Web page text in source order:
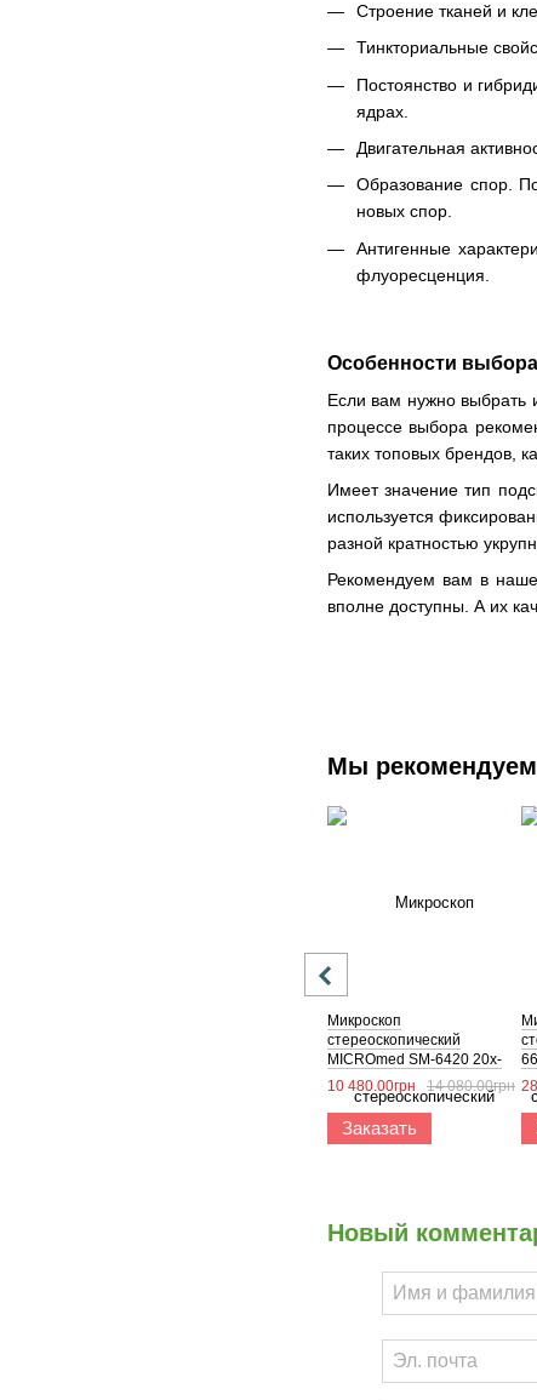
Строение тканей и
Тинкториальные
Постоянство и
ядрах.
Двигательная
Образование спор.
новых спор.
Антигенные
флуоресценция.
Особенности
Если вам нужно выбрать
процессе выбора
таких топовых брендов,
Имеет значение тип
используется
разной кратностью
Рекомендуем вам в
вполне доступны. А их
Мы рекомендуем
Микроскоп
стереоскопический
MICROmed SM-6420 20x-
40x (МБС-10)
10 480.00грн 14 080.00грн
Заказать
Новый